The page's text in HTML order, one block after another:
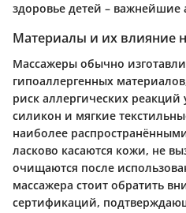
здоровье детей – важнейшие
Материалы и их влияние
Массажеры обычно
гипоаллергенных
риск аллергических
силикон и мягкие
наиболее
ласково касаются кожи, не
очищаются после
массажера стоит обратить
сертификаций,